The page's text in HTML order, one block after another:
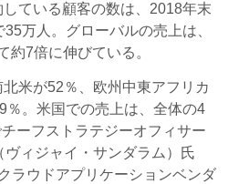
ている顧客の数は、2018年末
万人。グローバルの売上は、
約7倍に伸びている。
米が52％、欧州中東アフリカ
％。米国での売上は、全体の4
ーフストラテジーオフィサー
ィジャイ・サンダラム）氏
ラウドアプリケーションベンダ